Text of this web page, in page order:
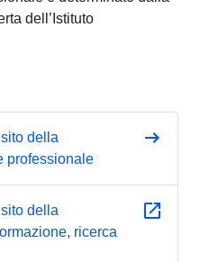
dell’Istituto
della
professionale
della
ricerca